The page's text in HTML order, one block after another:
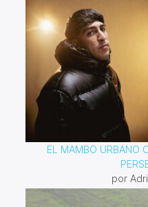
EL MAMBO URBANO
por